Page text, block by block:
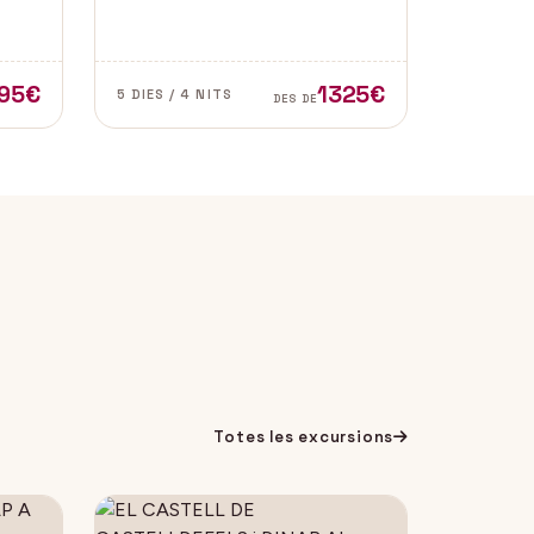
especialment a les províncies de
Cadis i Màlaga. Vens amb
nosaltres?
5 DIES / 4 NITS DES DE1325€
Totes les excursions